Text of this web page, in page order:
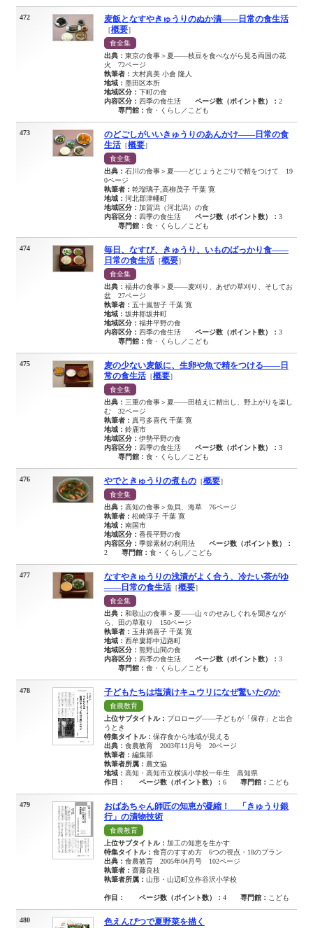
472 麦飯となすやきゅうりのぬか漬――日常の食生活
［概要］
食全集
出典： 東京の食事＞夏――枝豆を食べながら見る両国の花
火 72ページ
執筆者： 大村真美 小倉 隆人
地域： 墨田区本所
地域区分： 下町の食
内容区分： 四季の食生活 ページ数（ポイント数）： 2
専門館： 食・くらし／こども
473
のどごしがいいきゅうりのあんかけ――日常の食
生活［概要］
食全集
出典： 石川の食事＞夏――どじょうとごりで精をつけて 19
0ページ
執筆者： 乾瑠璃子,高柳茂子 千葉 寛
地域： 河北郡津幡町
地域区分： 加賀潟（河北潟）の食
内容区分： 四季の食生活 ページ数（ポイント数）： 3
専門館： 食・くらし／こども
474
毎日、なすび、きゅうり、いものばっかり食――
日常の食生活［概要］
食全集
出典： 福井の食事＞夏――麦刈り、あぜの草刈り、そしてお
盆 27ページ
執筆者： 五十嵐智子 千葉 寛
地域： 坂井郡坂井町
地域区分： 福井平野の食
内容区分： 四季の食生活 ページ数（ポイント数）： 3
専門館： 食・くらし／こども
475
麦の少ない麦飯に、生卵や魚で精をつける――日
常の食生活［概要］
食全集
出典： 三重の食事＞夏――田植えに精出し、野上がりを楽し
む 32ページ
執筆者： 真弓多喜代 千葉 寛
地域： 鈴鹿市
地域区分： 伊勢平野の食
内容区分： 四季の食生活 ページ数（ポイント数）： 3
専門館： 食・くらし／こども
476 やでときゅうりの煮もの［概要］
食全集
出典： 高知の食事＞魚貝、海草 76ページ
執筆者： 松崎淳子 千葉 寛
地域： 南国市
地域区分： 香長平野の食
内容区分： 季節素材の利用法
ページ数（ポイント数）：
2
専門館： 食・くらし／こども
477
なすやきゅうりの浅漬がよく合う、冷たい茶がゆ
――日常の食生活［概要］
食全集
出典： 和歌山の食事＞夏――山々のせみしぐれを聞きなが
ら、田の草取り 150ページ
執筆者： 玉井満喜子 千葉 寛
地域： 西牟婁郡中辺路町
地域区分： 熊野山間の食
内容区分： 四季の食生活 ページ数（ポイント数）： 3
専門館： 食・くらし／こども
478 子どもたちは塩漬けキュウリになぜ驚いたのか
食農教育
上位サブタイトル： プロローグ――子どもが「保存」と出合
うとき
特集タイトル： 保存食から地域が見える
出典： 食農教育 2003年11月号 20ページ
執筆者： 編集部
執筆者所属： 農文協
地域： 高知・高知市立横浜小学校一年生 高知県
作目：
ページ数（ポイント数）： 6 専門館： こども
479
おばあちゃん師匠の知恵が凝縮！ 「きゅうり銀
行」の漬物技術
食農教育
上位サブタイトル： 加工の知恵を生かす
特集タイトル： 食育のすすめ方 6つの視点・18のプラン
出典： 食農教育 2005年04月号 102ページ
執筆者： 齋藤良枝
執筆者所属： 山形・山辺町立作谷沢小学校
作目： ページ数（ポイント数）： 4 専門館： こども
480 色えんぴつで夏野菜を描く